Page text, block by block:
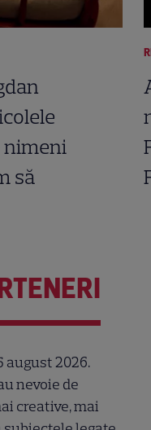
nimeni
să
august 2026.
nevoie de
creative, mai